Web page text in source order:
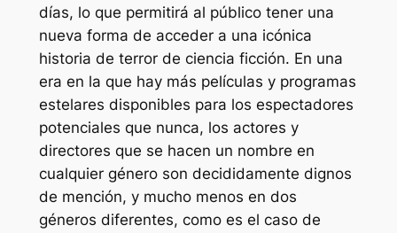
días, lo que permitirá al público tener una
nueva forma de acceder a una icónica
historia de terror de ciencia ficción. En una
era en la que hay más películas y programas
estelares disponibles para los espectadores
potenciales que nunca, los actores y
directores que se hacen un nombre en
cualquier género son decididamente dignos
de mención, y mucho menos en dos
géneros diferentes, como es el caso de